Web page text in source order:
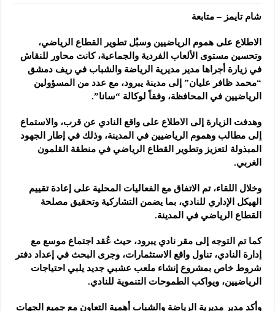
شام تايمز – متابعة
الاطلاع على هموم الرياضيين وسبُل تطوير القطاع الرياضي،
وتحسين مستوى الألعاب الفردية والجماعية، كانت محاور للنقاش
في زيارة أجراها مدير مديرية الرياضة والشباب في ريف دمشق
“محمد ظافر عليان” إلى مدينة يبرود، مع عدد من المسؤولين
الرياضيين في المحافظة، وفقاً لوكالة “سانا”.
وهدفت الزيارة إلى الاطلاع على واقع النادي عن قرب، والاستماع
إلى مطالب وهموم الرياضيين في المدينة، وذلك في إطار الجهود
المبذولة لتعزيز وتطوير القطاع الرياضي في منطقة القلمون
الغربي.
وخلال اللقاء، تم الاتفاق مع الفعاليات المحلية على إعادة تقييم
الهيكل الإداري للنادي، بما يضمن التشاركية وتحقيق مصلحة
القطاع الرياضي في المدينة.
كما تم التوجه إلى مقر نادي يبرود، حيث عُقد اجتماع موسع مع
إدارة النادي، تناول واقع الاستثمارات، وجرى البحث في إعداد دفتر
شروط خاص بمشروع إنشاء ملعب عشبي جديد يلبي احتياجات
الرياضيين، ويواكب الطموحات التنموية للنادي.
وأكد مدير مديرية الرياضة والشباب أهمية التعاون مع جميع الجهات